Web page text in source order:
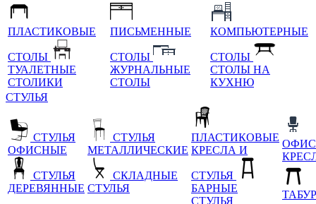
ПЛАСТИКОВЫЕ
СТОЛЫ
ТУАЛЕТНЫЕ
СТОЛИКИ
ПИСЬМЕННЫЕ
СТОЛЫ
ЖУРНАЛЬНЫЕ
СТОЛЫ
КОМПЬЮТЕРНЫЕ
СТОЛЫ
СТОЛЫ НА
КУХНЮ
СТУЛЬЯ
СТУЛЬЯ
ОФИСНЫЕ
СТУЛЬЯ
ДЕРЕВЯННЫЕ
СТУЛЬЯ
МЕТАЛЛИЧЕСКИЕ
СКЛАДНЫЕ
СТУЛЬЯ
ПЛАСТИКОВЫЕ
КРЕСЛА И
СТУЛЬЯ
БАРНЫЕ
СТУЛЬЯ